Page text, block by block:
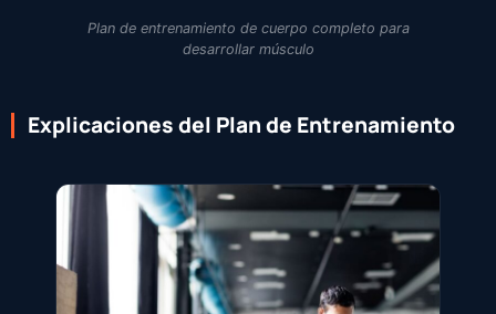
Plan de entrenamiento de cuerpo completo para
desarrollar músculo
Explicaciones del Plan de Entrenamiento